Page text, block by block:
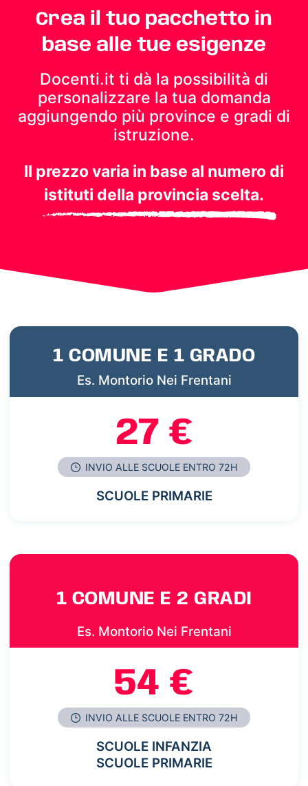
Crea il tuo pacchetto in
base alle tue esigenze
Docenti.it ti dà la possibilità di
personalizzare la tua domanda
aggiungendo più province e gradi di
istruzione.
Il prezzo varia in base al numero di
istituti della provincia scelta.
1 COMUNE E 1 GRADO
Es. Montorio Nei Frentani
27 €
INVIO ALLE SCUOLE ENTRO 72H
SCUOLE PRIMARIE
1 COMUNE E 2 GRADI
Es. Montorio Nei Frentani
54 €
INVIO ALLE SCUOLE ENTRO 72H
SCUOLE INFANZIA
SCUOLE PRIMARIE